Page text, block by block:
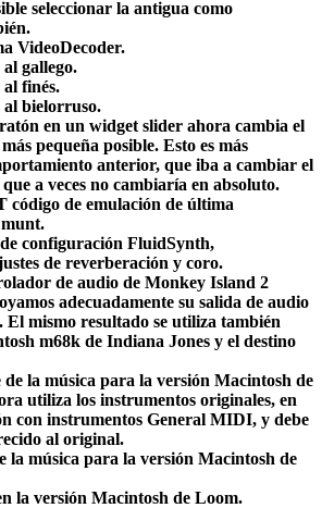
seleccionar la antigua como
VideoDecoder.
gallego.
finés.
bielorruso.
en un widget slider ahora cambia el
pequeña posible. Esto es más
anterior, que iba a cambiar el
a veces no cambiaría en absoluto.
código de emulación de última
configuración FluidSynth,
de reverberación y coro.
de audio de Monkey Island 2
adecuadamente su salida de audio
El mismo resultado se utiliza también
m68k de Indiana Jones y el destino
la música para la versión Macintosh de
utiliza los instrumentos originales, en
con instrumentos General MIDI, y debe
al original.
la música para la versión Macintosh de
la versión Macintosh de Loom.